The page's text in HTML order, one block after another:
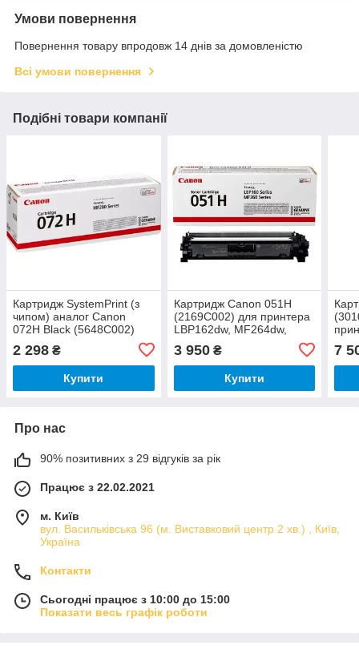
Умови повернення
Повернення товару впродовж 14 днів за домовленістю
Всі умови повернення
Подібні товари компанії
Картридж SystemPrint (з
чипом) аналог Canon
072H Black (5648C002)
LBP171dn, LBP172dw,
MF284dw, MF286dn,
2 298 ₴
Купити
Картридж Canon 051H
(2169C002) для принтера
LBP162dw, MF264dw,
3 950₴
Купити
7
Про нас
90% позитивних з 29 відгуків за рік
Працює з 22.02.2021
м. Київ
вул. Васильківська 96 (м. Виставковий центр 2 хв.) , Київ,
Україна
Контакти
Сьогодні працює з 10:00 до 15:00
Показати весь графік роботи